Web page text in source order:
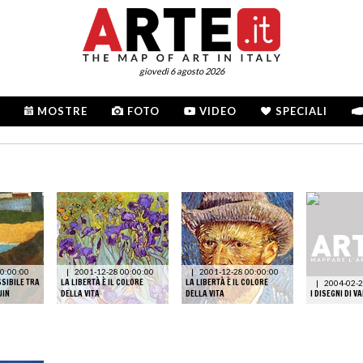
giovedì 6 agosto 2026
MOSTRE FOTO VIDEO SPECIALI
TRA
| 2001-12-28 00:00:00
LA LIBERTÀ È IL COLORE
DELLA VITA
| 2001-12-28 00:00:00
LA LIBERTÀ È IL COLORE
DELLA VITA
| 2004-02-
I DISEGNI DI